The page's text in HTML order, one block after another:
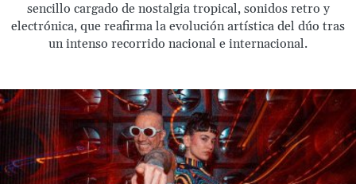
sencillo cargado de nostalgia tropical, sonidos retro y
electrónica, que reafirma la evolución artística del dúo tras
un intenso recorrido nacional e internacional.